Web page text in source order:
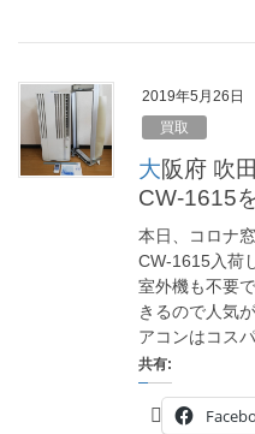
2019年5月26日
買取
大阪府 吹田市にコロナ窓用エアコン
CW-1615
本日、コロナ
CW-1615入荷
室外機も不要
きるので人気
アコンはコス
共有: